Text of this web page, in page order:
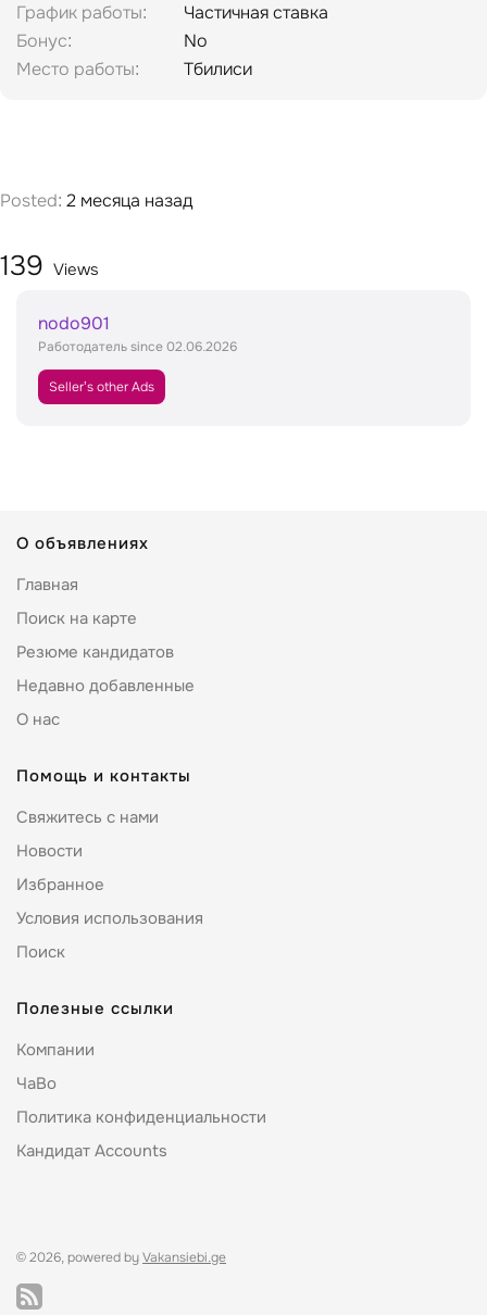
nodo901
Работодатель since 02.06.2026
Seller’s other Ads
График работы
Частичная ставка
Бонус
No
Место работы
Тбилиси
139 Views
Posted: 2 месяца назад
О объявлениях
Главная
Поиск на карте
Резюме кандидатов
Недавно добавленные
О нас
Помощь и контакты
Свяжитесь с нами
Новости
Избранное
Условия использования
Поиск
Полезные ссылки
Компании
ЧаВо
Политика конфиденциальности
Кандидат Accounts
© 2026, powered byVakansiebi.ge